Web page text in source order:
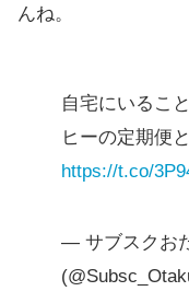
んね。
自宅にいるこ
ヒーの定期便
https://t.co/
— サブスクお